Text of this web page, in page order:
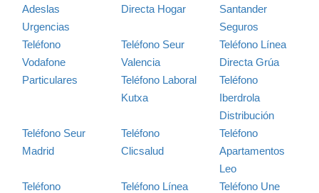
Adeslas
Urgencias
Directa Hogar
Santander
Seguros
Teléfono
Vodafone
Particulares
Teléfono Seur
Valencia
Teléfono Línea
Directa Grúa
Teléfono Laboral
Kutxa
Teléfono
Iberdrola
Distribución
Teléfono Seur
Madrid
Teléfono
Clicsalud
Teléfono
Apartamentos
Leo
Teléfono
Teléfono Línea
Teléfono Une